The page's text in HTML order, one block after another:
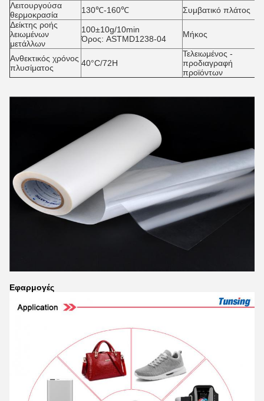
Λειτουργούσα
θερμοκρασία
130℃-160℃ Συμβατικό πλάτος
Δείκτης ροής
λειωμένων
μετάλλων
100±10g/10min
Όρος: ASTMD1238-04
Μήκος
Ανθεκτικός χρόνος
πλυσίματος
40°C/72H
Τελειωμένος -
προδιαγραφή
προϊόντων
Εφαρμογές